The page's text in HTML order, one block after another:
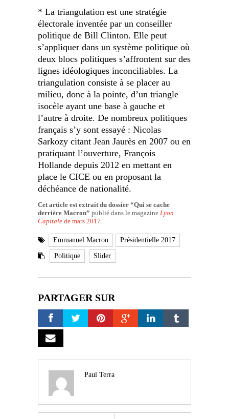
* La triangulation est une stratégie
électorale inventée par un conseiller
politique de Bill Clinton. Elle peut
s’appliquer dans un système politique où
deux blocs politiques s’affrontent sur des
lignes idéologiques inconciliables. La
triangulation consiste à se placer au
milieu, donc à la pointe, d’un triangle
isocèle ayant une base à gauche et
l’autre à droite. De nombreux politiques
français s’y sont essayé : Nicolas
Sarkozy citant Jean Jaurès en 2007 ou en
pratiquant l’ouverture, François
Hollande depuis 2012 en mettant en
place le CICE ou en proposant la
déchéance de nationalité.
Cet article est extrait du dossier “Qui se cache
derrière Macron” publié dans le magazine Lyon
Capitale de mars 2017
Emmanuel Macron Présidentielle 2017
Politique Slider
PARTAGER SUR
Paul Terra